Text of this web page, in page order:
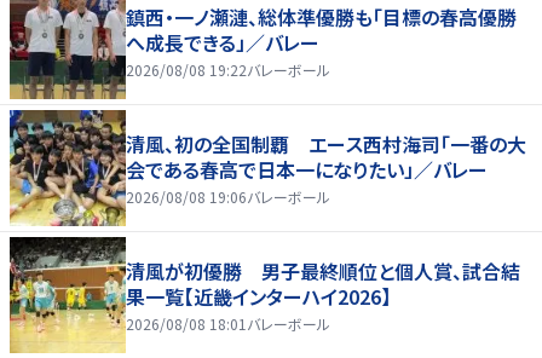
鎮西・一ノ瀬漣、総体準優勝も「目標の春高優勝
へ成長できる」／バレー
2026/08/08 19:22バレーボール
清風、初の全国制覇 エース西村海司「一番の大
会である春高で日本一になりたい」／バレー
2026/08/08 19:06バレーボール
清風が初優勝 男子最終順位と個人賞、試合結
果一覧【近畿インターハイ2026】
2026/08/08 18:01 バレーボール